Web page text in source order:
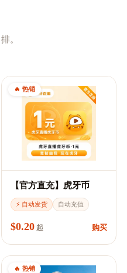
。
🔥 热销
【官方直充】虎牙币
⚡ 自动发货 自动充值
$0.20 起 购买
🔥 热销